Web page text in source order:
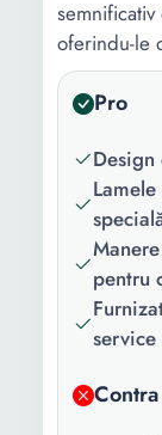
oferindu-le
Pro
pentru
service
Contra